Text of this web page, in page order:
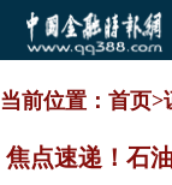
当前位置： 首页>
焦点速递！石